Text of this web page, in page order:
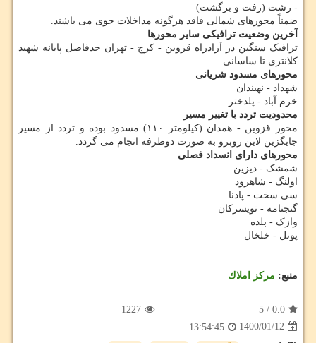
- رشت (رفت و برگشت)
ضمناً محورهای شمالی فاقد هرگونه مداخلات جوی می باشند.
آخرین وضعیت ترافیکی سایر محورها
ترافیک سنگین در آزادراه قزوین - کرج - تهران حدفاصل پایانه شهید
کلانتری تا ساسانی
محورهای مسدود شریانی
شهداد - نهبندان
خرم آباد - پلدختر
محدودیت تردد با تغییر مسیر
محور قزوین - همدان (کیلومتر ۱۱۰) مسدود بوده و تردد از مسیر
جایگزین لاین روبرو به صورت دوطرفه انجام می گردد.
محورهای دارای انسداد فصلی
شمشک - دیزین
اولنگ - شاهرود
سی سخت - پادنا
گنجنامه - تویسرکان
وازک - بلده
پونل - خلخال
منبع: مركز املاك
0.0
/
5
1227
1400/01/12
13:54:45